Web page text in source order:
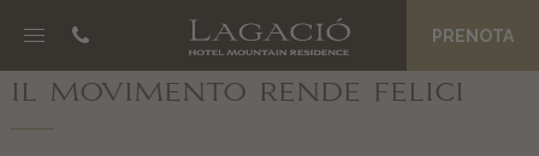
NOSC DA CIASA
PRENOTA
IL MOVIMENTO RENDE FELICI